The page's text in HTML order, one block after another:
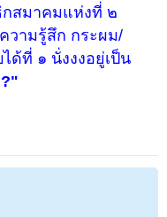
สมาคมแห่งที่ ๒
ามรู้สึก กระผม/
ด้ที่ ๑ นั่งงงอยู่เป็น